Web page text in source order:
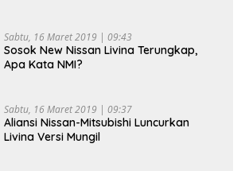
Sabtu, 16 Maret 2019 | 09:43
Sosok New Nissan Livina Terungkap,
Apa Kata NMI?
Sabtu, 16 Maret 2019 | 09:37
Aliansi Nissan-Mitsubishi Luncurkan
Livina Versi Mungil